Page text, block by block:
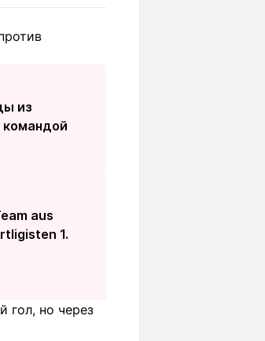
из
командой
aus
1.
гол, но через